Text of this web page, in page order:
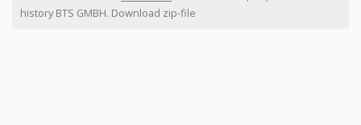
history BTS GMBH. Download zip-file